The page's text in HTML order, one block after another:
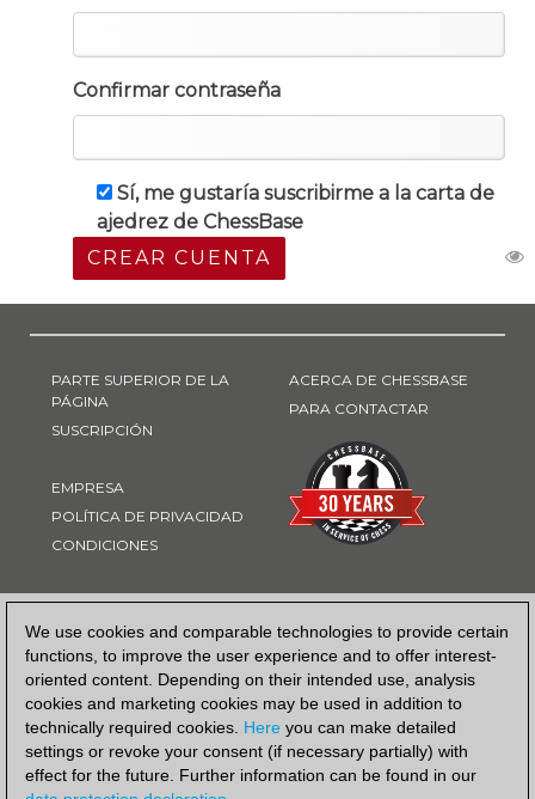
We use cookies and comparable technologies to provide certain
functions, to improve the user experience and to offer interest-
oriented content. Depending on their intended use, analysis
cookies and marketing cookies may be used in addition to
technically required cookies. Here you can make detailed
settings or revoke your consent (if necessary partially) with
effect for the future. Further information can be found in our
Confirmar contraseña
Sí, me gustaría suscribirme a la carta de
ajedrez de ChessBase
CREAR CUENTA
PARTE SUPERIOR DE LA
PÁGINA
SUSCRIPCIÓN
EMPRESA
POLÍTICA DE PRIVACIDAD
CONDICIONES
ACERCA DE CHESSBASE
PARA CONTACTAR
FORMA DE PAGO